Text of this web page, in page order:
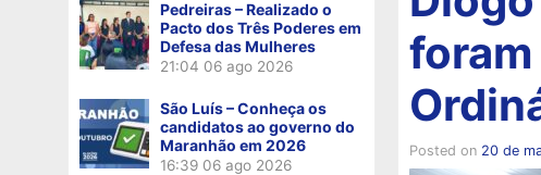
Pedreiras – Realizado o
Pacto dos Três Poderes em
Defesa das Mulheres
21:04 06 ago 2026
São Luís – Conheça os
candidatos ao governo do
Maranhão em 2026
16:39 06 ago 2026
Posted on 20 de